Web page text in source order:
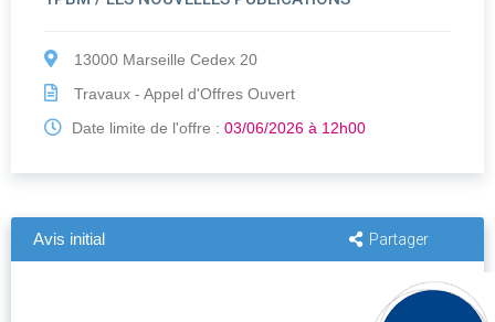
13000 Marseille Cedex 20
Travaux - Appel d'Offres Ouvert
Date limite de l'offre : 03/06/2026 à 12h00
Avis initial Partager